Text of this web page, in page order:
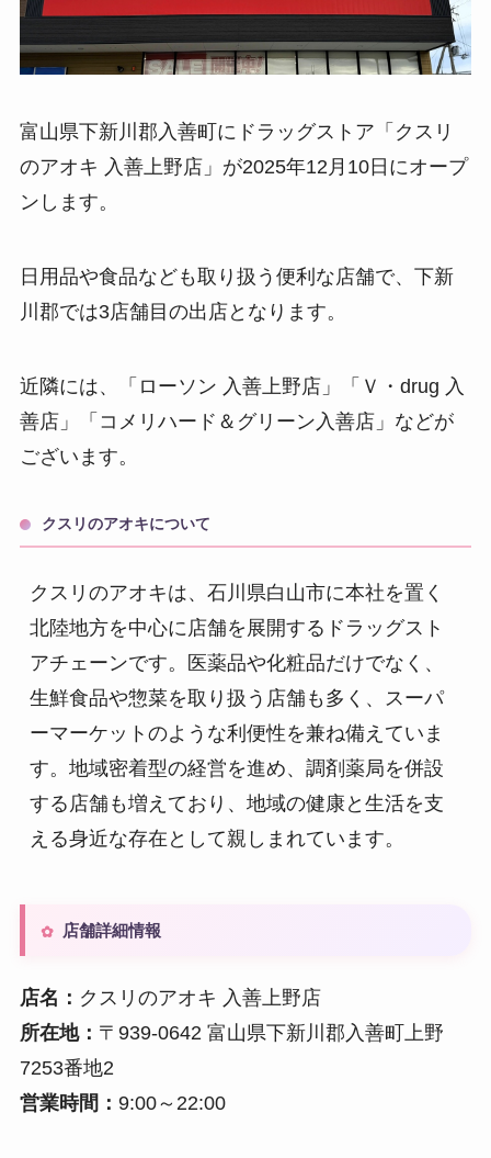
富山県下新川郡入善町にドラッグストア「クスリ
のアオキ 入善上野店」が2025年12月10日にオープ
ンします。
日用品や食品なども取り扱う便利な店舗で、下新
川郡では3店舗目の出店となります。
近隣には、「ローソン 入善上野店」「Ｖ・drug 入
善店」「コメリハード＆グリーン入善店」などが
ございます。
クスリのアオキについて
クスリのアオキは、石川県白山市に本社を置く
北陸地方を中心に店舗を展開するドラッグスト
アチェーンです。医薬品や化粧品だけでなく、
生鮮食品や惣菜を取り扱う店舗も多く、スーパ
ーマーケットのような利便性を兼ね備えていま
す。地域密着型の経営を進め、調剤薬局を併設
する店舗も増えており、地域の健康と生活を支
える身近な存在として親しまれています。
店舗詳細情報
店名： クスリのアオキ 入善上野店
所在地： 〒939-0642 富山県下新川郡入善町上野
7253番地2
営業時間： 9:00～22:00